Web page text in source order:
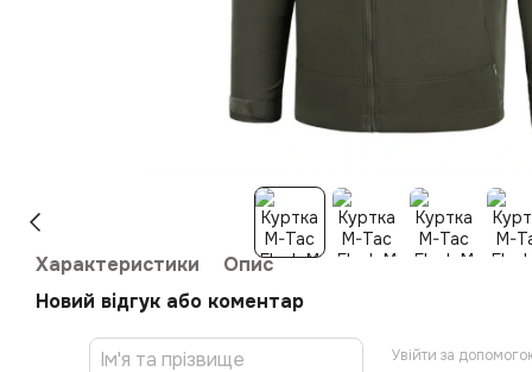
Характеристики
Опис
Новий відгук або коментар
Увійти за